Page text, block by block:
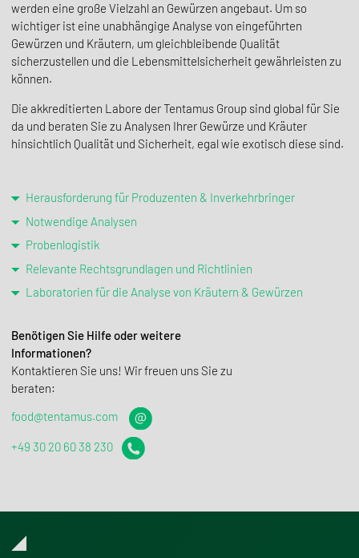
werden eine große Vielzahl an Gewürzen angebaut. Um so
wichtiger ist eine unabhängige Analyse von eingeführten
Gewürzen und Kräutern, um gleichbleibende Qualität
sicherzustellen und die Lebensmittelsicherheit gewährleisten zu
können.
Die akkreditierten Labore der Tentamus Group sind global für Sie
da und beraten Sie zu Analysen Ihrer Gewürze und Kräuter
hinsichtlich Qualität und Sicherheit, egal wie exotisch diese sind.
Herausforderung für Produzenten & Inverkehrbringer
Notwendige Analysen
Probenlogistik
Relevante Rechtsgrundlagen und Richtlinien
Laboratorien für die Analyse von Kräutern & Gewürzen
Benötigen Sie Hilfe oder weitere
Informationen?
Kontak­tieren Sie uns! Wir freuen uns Sie zu
beraten:
food@tentamus.com
+49 30 20 60 38 230